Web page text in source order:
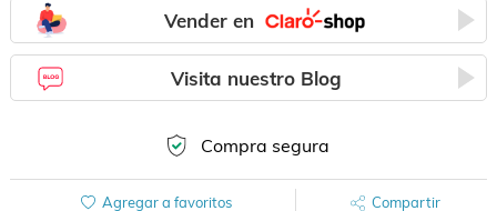
Vender en
Visita nuestro Blog
Compra segura
Agregar a favoritos Compartir